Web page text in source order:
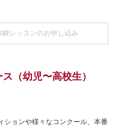
験レッスンのお申し込み
（幼児〜高校生）
ションや様々なコンクール、本番